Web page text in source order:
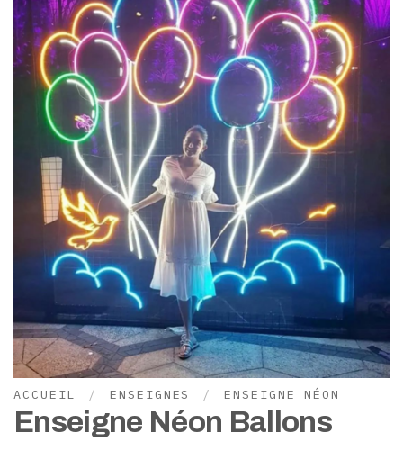
ACCUEIL / ENSEIGNES / ENSEIGNE NÉON
Enseigne Néon Ballons